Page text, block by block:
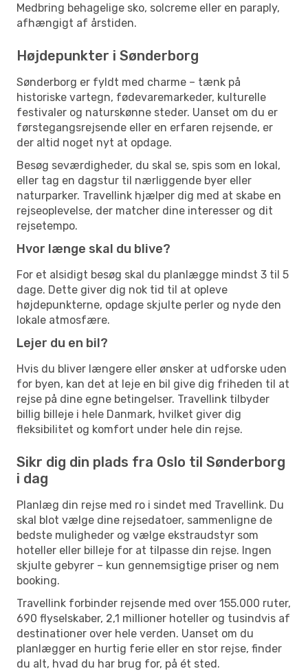
Medbring behagelige sko, solcreme eller en paraply,
afhængigt af årstiden.
Højdepunkter i Sønderborg
Sønderborg er fyldt med charme – tænk på
historiske vartegn, fødevaremarkeder, kulturelle
festivaler og naturskønne steder. Uanset om du er
førstegangsrejsende eller en erfaren rejsende, er
der altid noget nyt at opdage.
Besøg seværdigheder, du skal se, spis som en lokal,
eller tag en dagstur til nærliggende byer eller
naturparker. Travellink hjælper dig med at skabe en
rejseoplevelse, der matcher dine interesser og dit
rejsetempo.
Hvor længe skal du blive?
For et alsidigt besøg skal du planlægge mindst 3 til 5
dage. Dette giver dig nok tid til at opleve
højdepunkterne, opdage skjulte perler og nyde den
lokale atmosfære.
Lejer du en bil?
Hvis du bliver længere eller ønsker at udforske uden
for byen, kan det at leje en bil give dig friheden til at
rejse på dine egne betingelser. Travellink tilbyder
billig billeje i hele Danmark, hvilket giver dig
fleksibilitet og komfort under hele din rejse.
Sikr dig din plads fra Oslo til Sønderborg
i dag
Planlæg din rejse med ro i sindet med Travellink. Du
skal blot vælge dine rejsedatoer, sammenligne de
bedste muligheder og vælge ekstraudstyr som
hoteller eller billeje for at tilpasse din rejse. Ingen
skjulte gebyrer – kun gennemsigtige priser og nem
booking.
Travellink forbinder rejsende med over 155.000 ruter,
690 flyselskaber, 2,1 millioner hoteller og tusindvis af
destinationer over hele verden. Uanset om du
planlægger en hurtig ferie eller en stor rejse, finder
du alt, hvad du har brug for, på ét sted.